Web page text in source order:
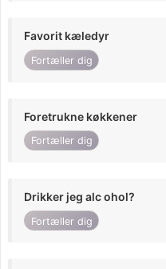
Favorit kæledyr
Fortæller dig
Foretrukne køkkener
Fortæller dig
Drikker jeg alc ohol?
Fortæller dig